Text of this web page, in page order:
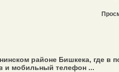
районе Бишкека, где в
и мобильный телефон ...